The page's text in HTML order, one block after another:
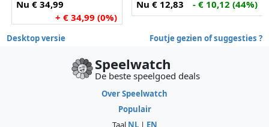
Nu € 34,99
+ € 34,99 (0%)
Nu € 12,83 - € 10,12 (44%)
Desktop versie Foutje gezien of suggesties ?
Speelwatch
De beste speelgoed deals
Over Speelwatch
Populair
Taal NL| EN